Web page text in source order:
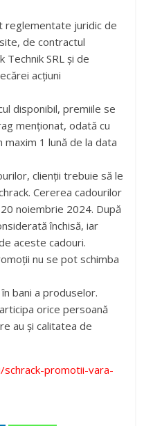
reglementate juridic de
de contractul
Technik SRL şi de
acţiuni
disponibil, premiile se
menționat, odată cu
maxim 1 lună de la data
clienţii trebuie să le
Cererea cadourilor
noiembrie 2024. După
închisă, iar
aceste cadouri.
nu se pot schimba
bani a produselor.
orice persoană
au și calitatea de
promotii-vara-